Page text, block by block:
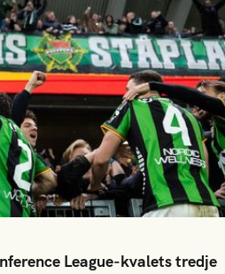
League-kvalets tredje